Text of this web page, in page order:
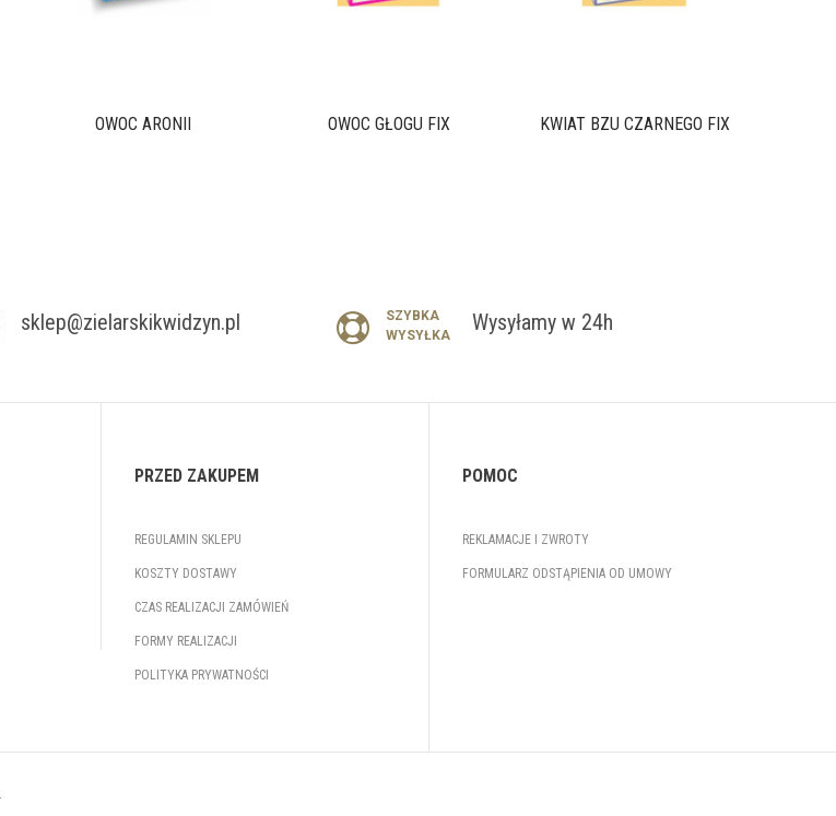
OWOC ARONII OWOC GŁOGU FIX KWIAT BZU CZARNEGO FIX
sklep@zielarskikwidzyn.pl
SZYBKA
WYSYŁKA
Wysyłamy w 24h
PRZED ZAKUPEM
REGULAMIN SKLEPU
KOSZTY DOSTAWY
CZAS REALIZACJI ZAMÓWIEŃ
FORMY REALIZACJI
POLITYKA PRYWATNOŚCI
POMOC
REKLAMACJE I ZWROTY
FORMULARZ ODSTĄPIENIA OD UMOWY